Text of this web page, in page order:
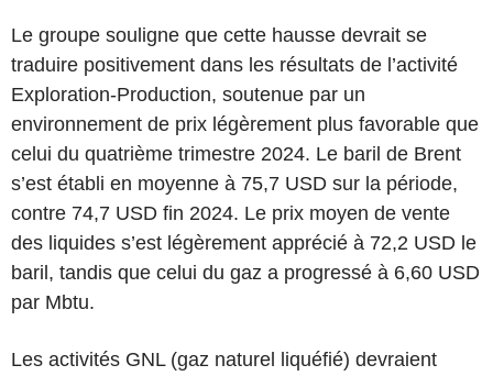
Le groupe souligne que cette hausse devrait se
traduire positivement dans les résultats de l’activité
Exploration-Production, soutenue par un
environnement de prix légèrement plus favorable que
celui du quatrième trimestre 2024. Le baril de Brent
s’est établi en moyenne à 75,7 USD sur la période,
contre 74,7 USD fin 2024. Le prix moyen de vente
des liquides s’est légèrement apprécié à 72,2 USD le
baril, tandis que celui du gaz a progressé à 6,60 USD
par Mbtu.
Les activités GNL (gaz naturel liquéfié) devraient